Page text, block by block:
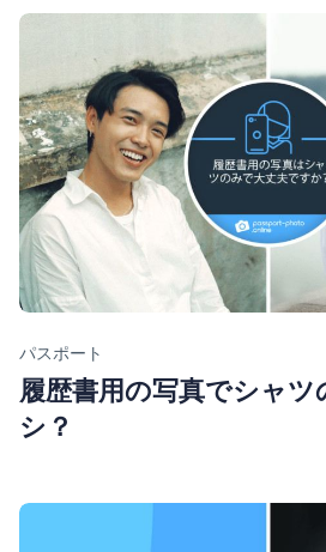
Category
パスポート
履歴書用の写真でシャ
シ？